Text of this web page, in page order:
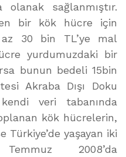
olanak sağlanmıştır.
bir kök hücre için
30 bin TL’ye mal
yurdumuzdaki bir
bunun bedeli 15bin
Akraba Dışı Doku
veri tabanında
kök hücrelerin,
Türkiye’de yaşayan iki
2008’da